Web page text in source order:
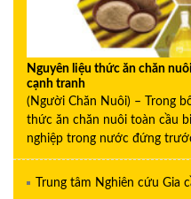
Nguyên liệu thức ăn chăn
cạnh tranh
(Người Chăn Nuôi) – Trong
thức ăn chăn nuôi toàn cầu
nghiệp trong nước đứng
Trung tâm Nghiên cứu Gia